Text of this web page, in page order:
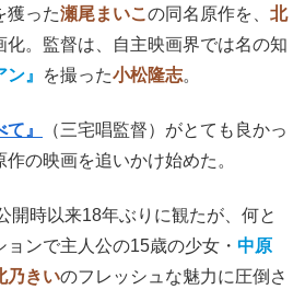
獲った瀬尾まいこ の同名原作を、 北
化。監督は、自主映画界では名の知
』 を撮った小松隆志。
』
（三宅唱監督）がとても良かっ
作の映画を追いかけ始めた。
開時以来18年ぶりに観たが、何と
ンで主人公の15歳の少女・ 中原
乃きいのフレッシュな魅力に圧倒さ